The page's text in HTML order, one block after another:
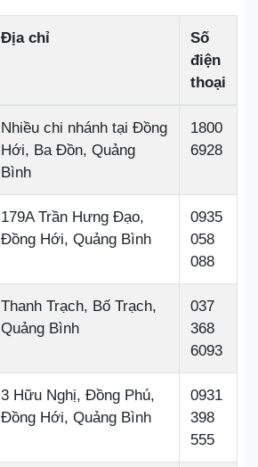
Địa chỉ
Số
điện
thoại
Nhiều chi nhánh tại Đồng
Hới, Ba Đồn, Quảng
Bình
1800
6928
179A Trần Hưng Đạo,
Đồng Hới, Quảng Bình
0935
058
088
Thanh Trạch, Bố Trạch,
Quảng Bình
037
368
6093
3 Hữu Nghị, Đồng Phú,
Đồng Hới, Quảng Bình
0931
398
555